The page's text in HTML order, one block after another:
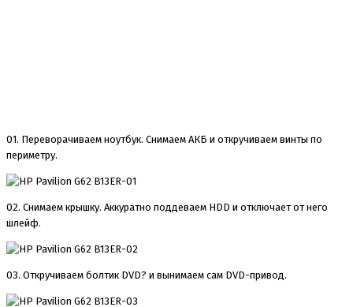
01. Переворачиваем ноутбук. Снимаем АКБ и откручиваем винты по
периметру.
02. Снимаем крышку. Аккуратно поддеваем HDD и отключает от него
шлейф.
03. Откручиваем болтик DVD? и вынимаем сам DVD-привод.